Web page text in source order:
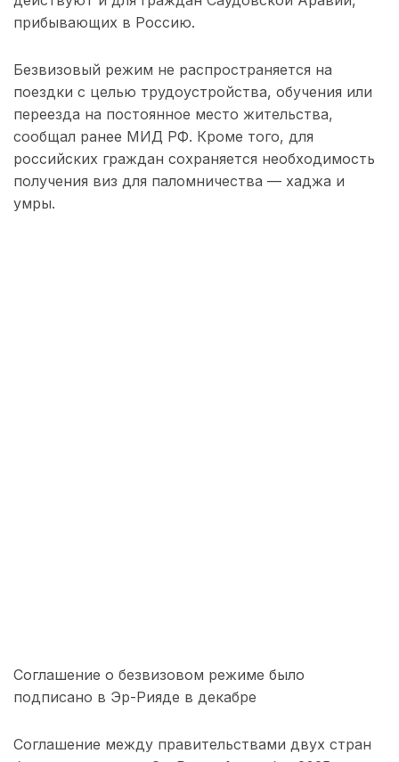
прибывающих в Россию.
Безвизовый режим не распространяется на
поездки с целью трудоустройства, обучения или
переезда на постоянное место жительства,
сообщал ранее МИД РФ. Кроме того, для
российских граждан сохраняется необходимость
получения виз для паломничества — хаджа и
умры.
Соглашение о безвизовом режиме было
подписано в Эр-Рияде в декабре
Соглашение между правительствами двух стран